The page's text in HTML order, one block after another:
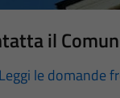
il
Leggi le domande